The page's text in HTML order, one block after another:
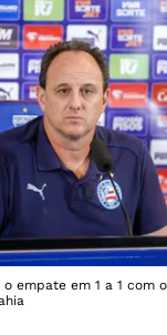
empate em 1 a 1 com